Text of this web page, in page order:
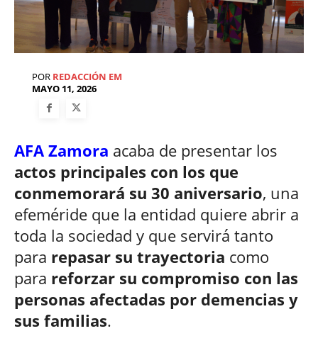
POR REDACCIÓN EM
MAYO 11, 2026
AFA Zamora acaba de presentar los
actos principales con los que
conmemorará su 30 aniversario, una
efeméride que la entidad quiere abrir a
toda la sociedad y que servirá tanto
para repasar su trayectoria como
para reforzar su compromiso con las
personas afectadas por demencias y
sus familias.